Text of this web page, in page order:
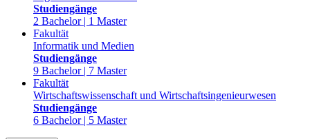
Studiengänge
2 Bachelor | 1 Master
Fakultät
Informatik und Medien
Studiengänge
9 Bachelor | 7 Master
Fakultät
Wirtschaftswissenschaft und Wirtschaftsingenieurwesen
Studiengänge
6 Bachelor | 5 Master